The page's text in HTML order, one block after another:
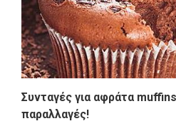
Συνταγές για αφράτα
παραλλαγές!